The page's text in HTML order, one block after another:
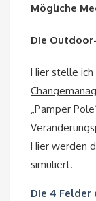
Mögliche
Die
Hier stelle ich
„Pamper
Hier werden
simuliert.
Die 4 Felder